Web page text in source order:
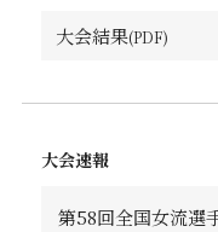
大会結果
大会速報
第58回全国女流選